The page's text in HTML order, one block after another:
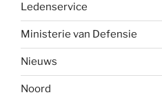
Ledenservice
Ministerie van Defensie
Nieuws
Noord